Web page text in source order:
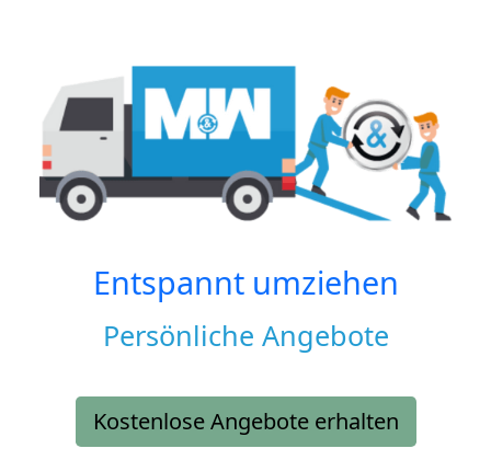
Entspannt umziehen
Persönliche Angebote
Kostenlose Angebote erhalten